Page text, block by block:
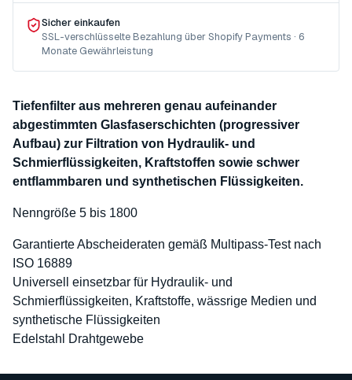
Sicher einkaufen
SSL-verschlüsselte Bezahlung über Shopify Payments · 6
Monate Gewährleistung
Tiefenfilter aus mehreren genau aufeinander
abgestimmten Glasfaserschichten (progressiver
Aufbau) zur Filtration von Hydraulik- und
Schmierflüssigkeiten, Kraftstoffen sowie schwer
entflammbaren und synthetischen Flüssigkeiten.
Nenngröße 5 bis 1800
Garantierte Abscheideraten gemäß Multipass-Test nach
ISO 16889
Universell einsetzbar für Hydraulik- und
Schmierflüssigkeiten, Kraftstoffe, wässrige Medien und
synthetische Flüssigkeiten
Edelstahl Drahtgewebe